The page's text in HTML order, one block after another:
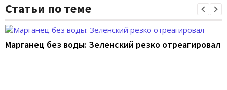
Статьи по теме
Марганец без воды: Зеленский резко отреагировал